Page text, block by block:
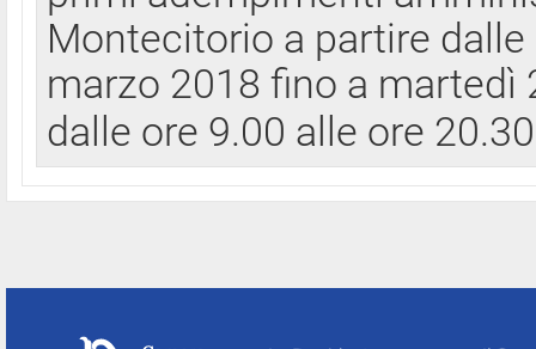
Montecitorio a partire
marzo 2018 fino a
dalle ore 9.00 alle ore